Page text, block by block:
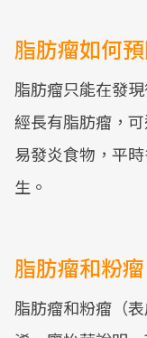
脂肪瘤如何預
脂肪瘤只能在發
經長有脂肪瘤，
易發炎食物，平
生。
脂肪瘤和粉
脂肪瘤和粉瘤（